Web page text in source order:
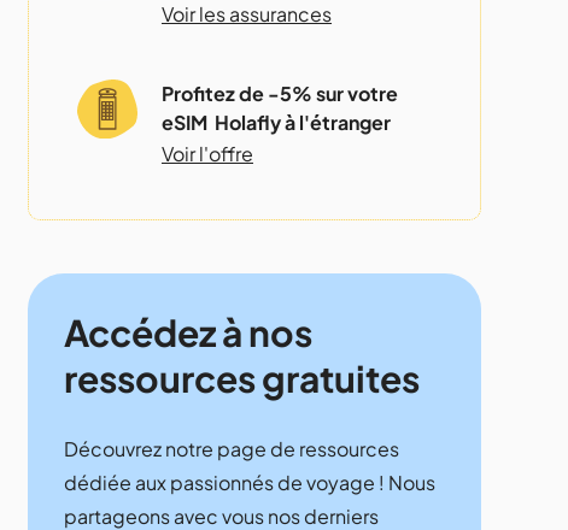
Voir les assurances
Profitez de -5% sur votre
eSIM Holafly à l'étranger
Voir l'offre
Accédez à nos
ressources gratuites
Découvrez notre page de ressources
dédiée aux passionnés de voyage ! Nous
partageons avec vous nos derniers